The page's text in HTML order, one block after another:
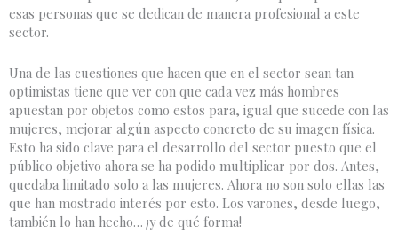
esas personas que se dedican de manera profesional a este
sector.
Una de las cuestiones que hacen que en el sector sean tan
optimistas tiene que ver con que cada vez más hombres
apuestan por objetos como estos para, igual que sucede con las
mujeres, mejorar algún aspecto concreto de su imagen física.
Esto ha sido clave para el desarrollo del sector puesto que el
público objetivo ahora se ha podido multiplicar por dos. Antes,
quedaba limitado solo a las mujeres. Ahora no son solo ellas las
que han mostrado interés por esto. Los varones, desde luego,
también lo han hecho… ¡y de qué forma!